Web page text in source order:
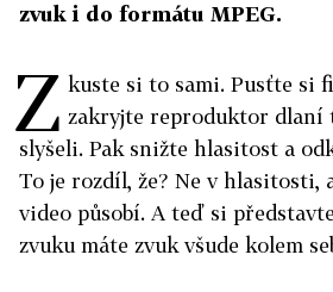
zvuk i do formátu MPEG.
Z kuste si to sami. Pusťte si
zakryjte reproduktor dlaní
slyšeli. Pak snižte hlasitost a
To je rozdíl, že? Ne v hlasitosti,
video působí. A teď si
zvuku máte zvuk všude kolem